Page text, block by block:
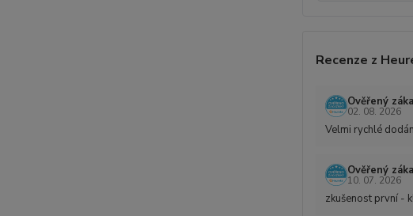
Recenze z
Ověřený
02. 08. 2026
Velmi rychlé
Ověřený
10. 07. 2026
zkušenost první -